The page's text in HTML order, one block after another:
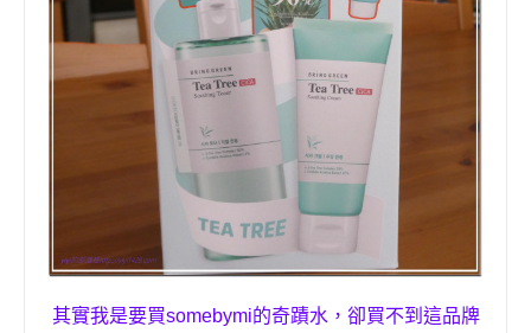
其實我是要買somebymi的奇蹟水，卻買不到這品牌